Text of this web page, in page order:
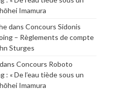
Imamura
dans Concours Sidonis
– Règlements de compte
Sturges
dans Concours Roboto
: « De l’eau tiède sous un
Imamura